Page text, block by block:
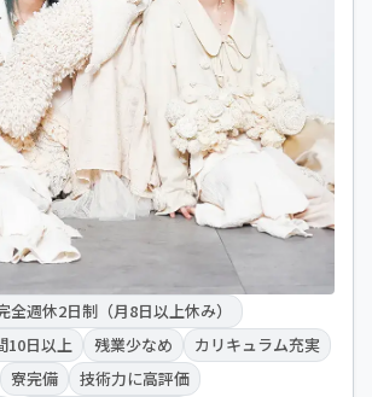
全週休2日制（月8日以上休み）
10日以上
残業少なめ
カリキュラム充実
寮完備 技術力に高評価